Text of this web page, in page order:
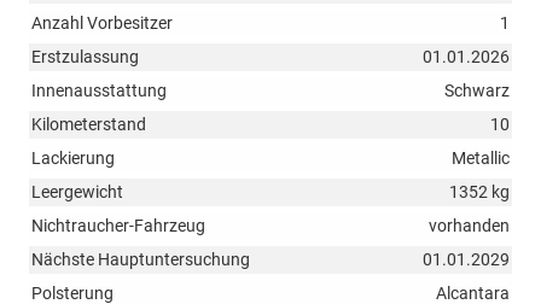
Anzahl Vorbesitzer
1
Erstzulassung
01.01.2026
Innenausstattung
Schwarz
Kilometerstand
10
Lackierung
Metallic
Leergewicht
1352 kg
Nichtraucher-Fahrzeug
vorhanden
Nächste Hauptuntersuchung
01.01.2029
Polsterung
Alcantara